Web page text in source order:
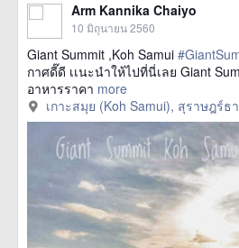
Arm Kannika Chaiyo
10 มิถุนายน 2560
Giant Summit ,Koh Samui
กาศดี๊ดี เเนะนำให้ไปที่นี่เลย Giant
อาหารราคา more
เกาะสมุย (Koh Samui), สุราษฎร์ธ